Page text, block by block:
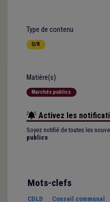
Type de contenu
Q/R
Matière(s)
Marchés publics
Activez les
Soyez notifié de toutes les
publics
Mots-clefs
CDLD Conseil communal